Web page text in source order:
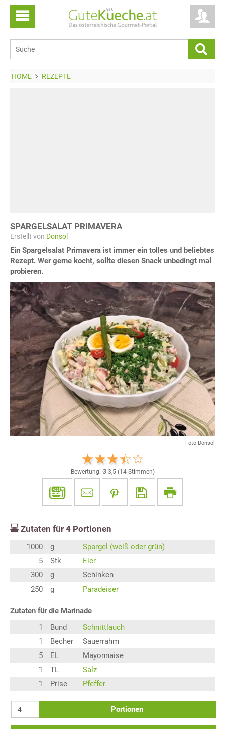
HOME REZEPTE
SPARGELSALAT PRIMAVERA
Erstellt von Donsol
Ein Spargelsalat Primavera ist immer ein tolles und beliebtes
Rezept. Wer gerne kocht, sollte diesen Snack unbedingt mal
probieren.
Foto Donsol
Bewertung: Ø 3,5(14Stimmen)
Zutaten für 4 Portionen
1000 g
Spargel (weiß oder grün)
5
Stk
Eier
300
g
Schinken
250
g Paradeiser
Zutaten für die Marinade
1
Bund
Schnittlauch
1
Becher
Sauerrahm
5
EL
Mayonnaise
1
TL
Salz
1
Prise Pfeffer
Portionen